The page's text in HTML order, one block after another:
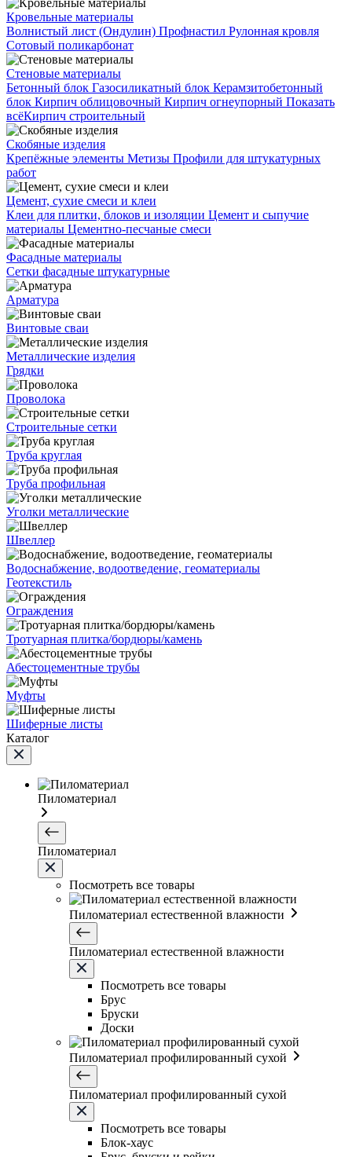
Кровельные материалы
Волнистый лист (Ондулин) Профнастил Рулонная кровля
Сотовый поликарбонат
Стеновые материалы
Бетонный блок Газосиликатный блок Керамзитобетонный
блок Кирпич облицовочный Кирпич огнеупорный Показать
всёКирпич строительный
Скобяные изделия
Крепёжные элементы Метизы Профили для штукатурных
работ
Цемент, сухие смеси и клеи
Клеи для плитки, блоков и изоляции Цемент и сыпучие
материалы Цементно-песчаные смеси
Фасадные материалы
Сетки фасадные штукатурные
Арматура
Винтовые сваи
Металлические изделия
Грядки
Проволока
Строительные сетки
Труба круглая
Труба профильная
Уголки металлические
Швеллер
Водоснабжение, водоотведение, геоматериалы
Геотекстиль
Ограждения
Тротуарная плитка/бордюры/камень
Абестоцементные трубы
Муфты
Шиферные листы
Каталог
Пиломатериал
Пиломатериал
Посмотреть все товары
Пиломатериал естественной влажности
Пиломатериал естественной влажности
Посмотреть все товары
Брус
Бруски
Доски
Пиломатериал профилированный сухой
Пиломатериал профилированный сухой
Посмотреть все товары
Блок-хаус